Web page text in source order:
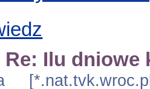
Re: Ilu dniowe